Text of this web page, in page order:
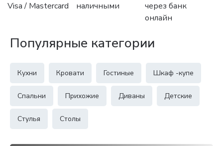
Visa / Mastercard
наличными
через банк
онлайн
Популярные категории
Кухни Кровати Гостиные Шкаф -купе
Спальни Прихожие Диваны Детские
Стулья Столы